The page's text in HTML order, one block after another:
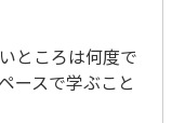
ところは何度で
ースで学ぶこと